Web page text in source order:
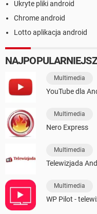
Ukryte pliki android
Chrome android
Lotto aplikacja android
Multimedia
YouTube dla
Multimedia
Nero Express
Multimedia
Telewizjada
Multimedia
WP Pilot -